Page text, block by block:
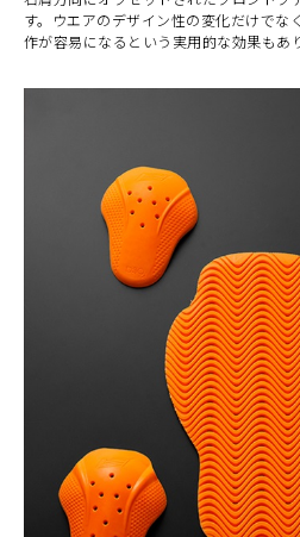
す。ウエアのデザイン性の変化だけでな
作が容易になるという実用的な効果もあ